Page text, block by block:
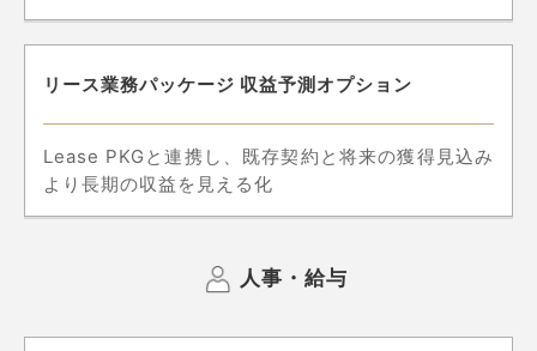
リース業務パッケージ 収益予測オプション
Lease PKGと連携し、既存契約と将来の獲得見込み
より長期の収益を見える化
人事・給与